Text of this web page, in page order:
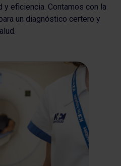
y eficiencia. Contamos con la
un diagnóstico certero y